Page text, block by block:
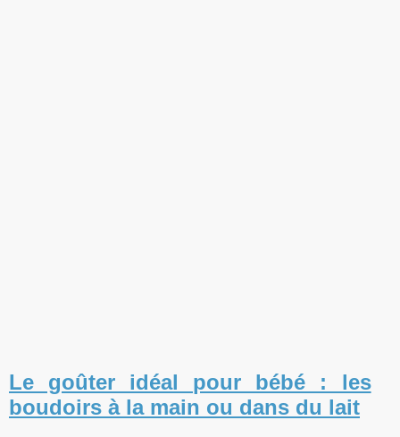
Le goûter idéal pour bébé : les
boudoirs à la main ou dans du lait